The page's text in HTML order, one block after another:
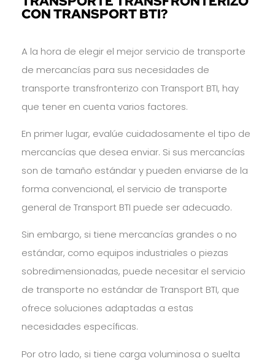
CON TRANSPORT BTI?
A la hora de elegir el mejor servicio de transporte
de mercancías para sus necesidades de
transporte transfronterizo con Transport BTI, hay
que tener en cuenta varios factores.
En primer lugar, evalúe cuidadosamente el tipo de
mercancías que desea enviar. Si sus mercancías
son de tamaño estándar y pueden enviarse de la
forma convencional, el servicio de transporte
general de Transport BTI puede ser adecuado.
Sin embargo, si tiene mercancías grandes o no
estándar, como equipos industriales o piezas
sobredimensionadas, puede necesitar el servicio
de transporte no estándar de Transport BTI, que
ofrece soluciones adaptadas a estas
necesidades específicas.
Por otro lado, si tiene carga voluminosa o suelta